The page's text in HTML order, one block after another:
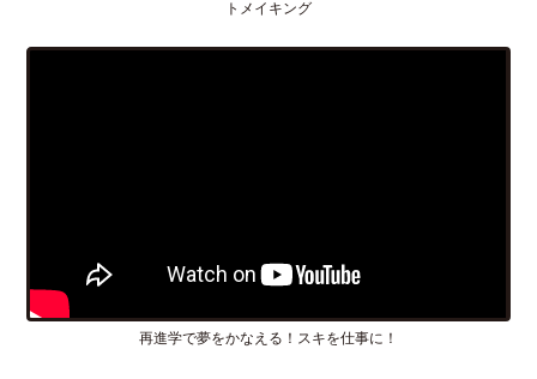
トメイキング
再進学で夢をかなえる！スキを仕事に！